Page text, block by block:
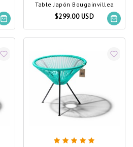
Table Japón Bougainvillea
$299.00 USD